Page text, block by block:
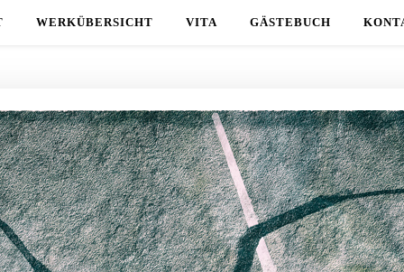
WERKÜBERSICHT VITA GÄSTEBUCH